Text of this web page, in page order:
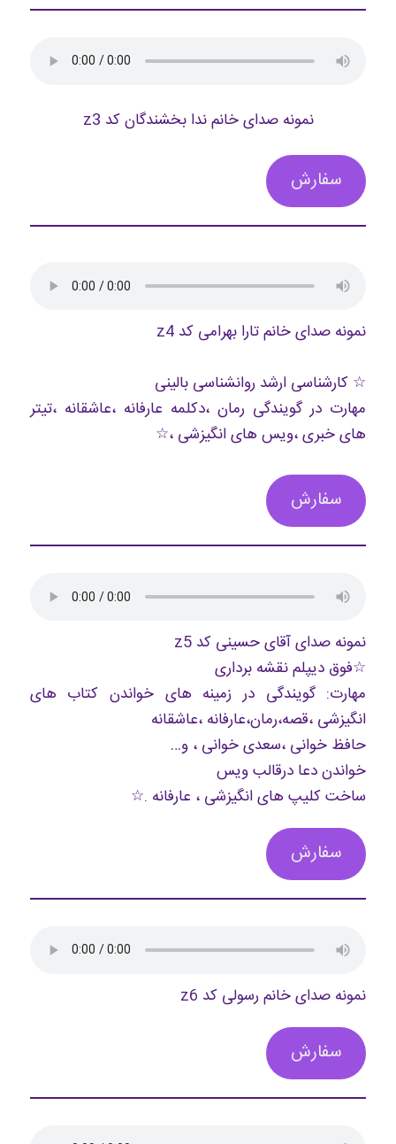
نمونه صدای خانم ندا بخشندگان کد z3
سفارش
نمونه صدای خانم تارا بهرامی کد z4
☆ کارشناسی ارشد روانشناسی بالینی
مهارت در گویندگی رمان ،دکلمه عارفانه ،عاشقانه ،تیتر
های خبری ،ویس های انگیزشی ،☆
سفارش
نمونه صدای آقای حسینی کد z5
☆فوق دیپلم نقشه برداری
مهارت: گویندگی در زمینه های خواندن کتاب های
انگیزشی ،قصه،رمان،عارفانه ،عاشقانه
حافظ خوانی ،سعدی خوانی ، و…
خواندن دعا درقالب ویس
ساخت کلیپ های انگیزشی ، عارفانه .☆
سفارش
نمونه صدای خانم رسولی کد z6
سفارش